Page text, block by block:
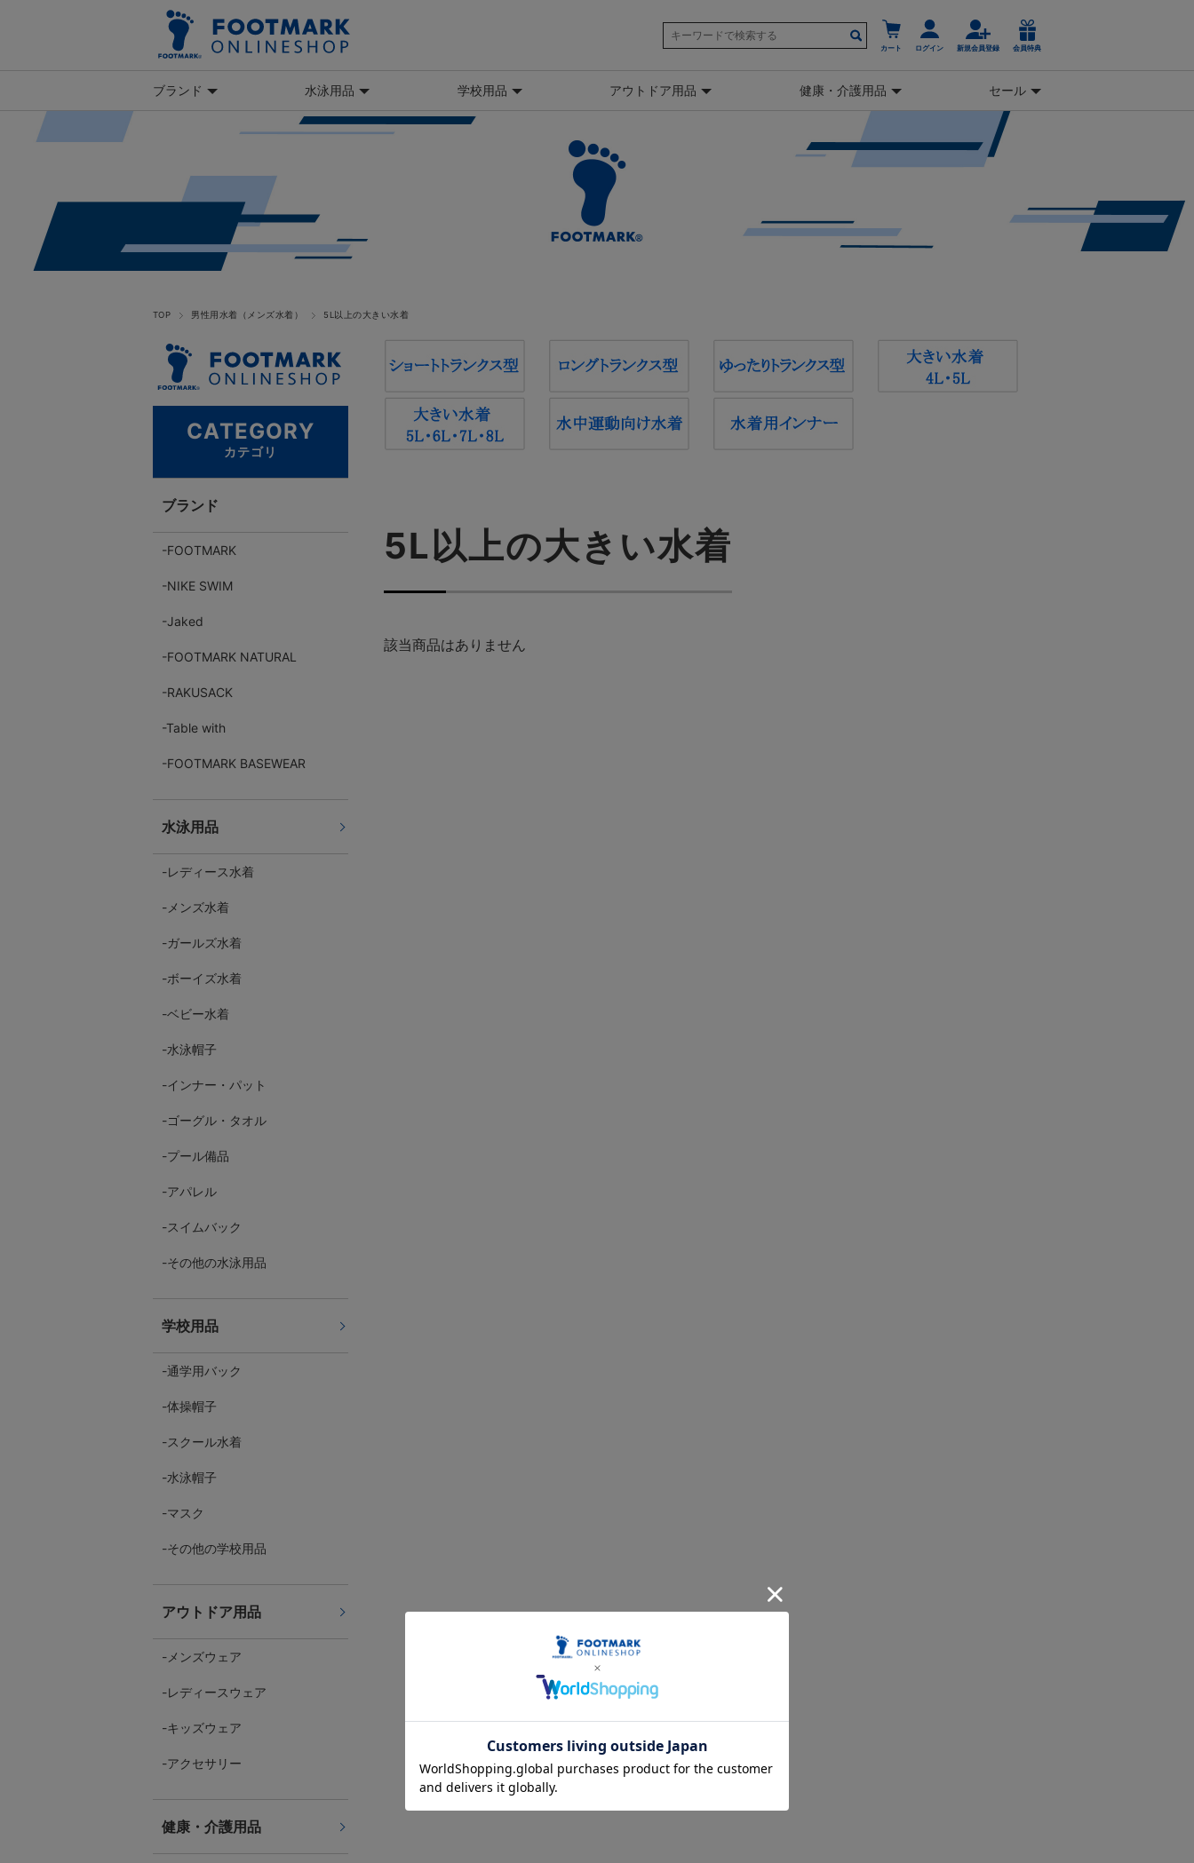
カート ログイン 新規会員登録 会員特典
ブランド 水泳用品 学校用品 アウトドア用品 健康・介護用品 セール
TOP 男性用水着（メンズ水着） 5L以上の大きい水着
5L以上の大きい水着
該当商品はありません
CATEGORY
カテゴリ
ブランド
FOOTMARK
NIKE SWIM
Jaked
FOOTMARK NATURAL
RAKUSACK
Table with
FOOTMARK BASEWEAR
水泳用品
レディース水着
メンズ水着
ガールズ水着
ボーイズ水着
ベビー水着
水泳帽子
インナー・パット
ゴーグル・タオル
プール備品
アパレル
スイムバック
その他の水泳用品
学校用品
通学用バック
体操帽子
スクール水着
水泳帽子
マスク
その他の学校用品
アウトドア用品
メンズウェア
レディースウェア
キッズウェア
アクセサリー
健康・介護用品